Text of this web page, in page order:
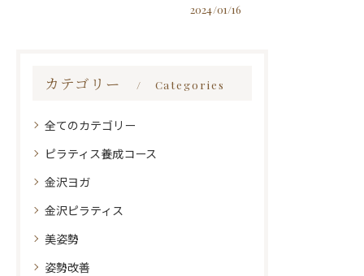
2024/01/16
カテゴリー Categories
全てのカテゴリー
ピラティス養成コース
金沢ヨガ
金沢ピラティス
美姿勢
姿勢改善